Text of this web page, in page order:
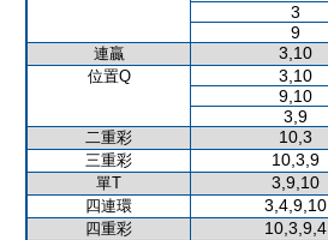
3
9
連贏 3,10
位置Q 3,10
9,10
3,9
二重彩 10,3
三重彩 10,3,9
單T 3,9,10
四連環 3,4,9,10
四重彩 10,3,9,4